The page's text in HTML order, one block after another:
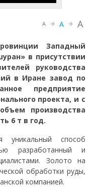
A A A
Западный
в присутствии
руководства
в Иране завод по
предприятие
проекта, и с
производства
6 т в год.
уникальный способ
разработанный и
Золото на
обработки руды,
компанией.